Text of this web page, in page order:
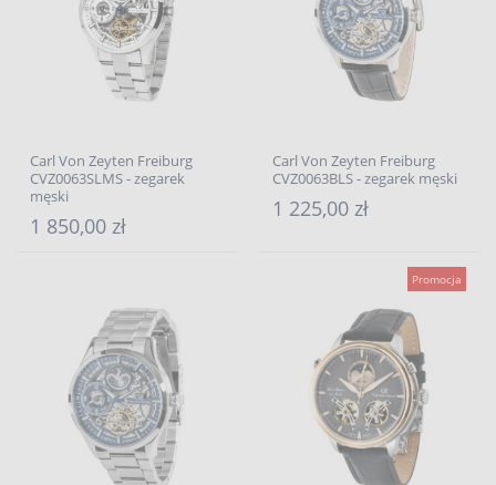
Carl Von Zeyten Freiburg
CVZ0063SLMS - zegarek
męski
1 850,00 zł
Carl Von Zeyten Freiburg
CVZ0063BLS - zegarek męski
1 225,00 zł
Promocja